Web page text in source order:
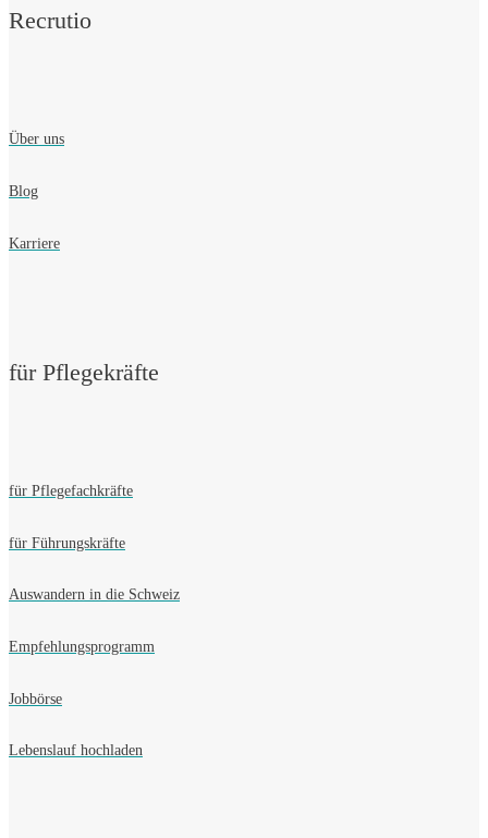
Recrutio
Über uns
Blog
Karriere
für Pflegekräfte
für Pflegefachkräfte
für Führungskräfte
Auswandern in die Schweiz
Empfehlungsprogramm
Jobbörse
Lebenslauf hochladen